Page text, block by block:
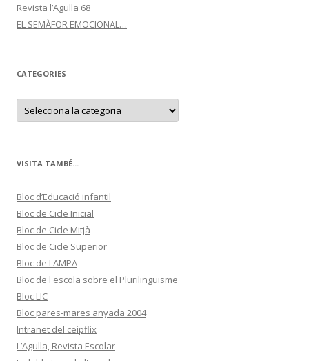
Revista l’Agulla 68
EL SEMÀFOR EMOCIONAL…
CATEGORIES
C
t
r
i
VISITA TAMBÉ...
Bloc d’Educació infantil
Bloc de Cicle Inicial
Bloc de Cicle Mitjà
Bloc de Cicle Superior
Bloc de l'AMPA
Bloc de l'escola sobre el Plurilingüisme
Bloc LIC
Bloc pares-mares anyada 2004
Intranet del ceipflix
L’Agulla, Revista Escolar